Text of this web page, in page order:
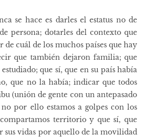
se hace es darles el estatus no de
persona; dotarles del contexto que
de cuál de los muchos países que hay
que también dejaron familia; que
que sí, que en su país había
que no la había; indicar que todos
(unión de gente con un antepasado
por ello estamos a golpes con los
territorio y que sí, que
sus vidas por aquello de la movilidad